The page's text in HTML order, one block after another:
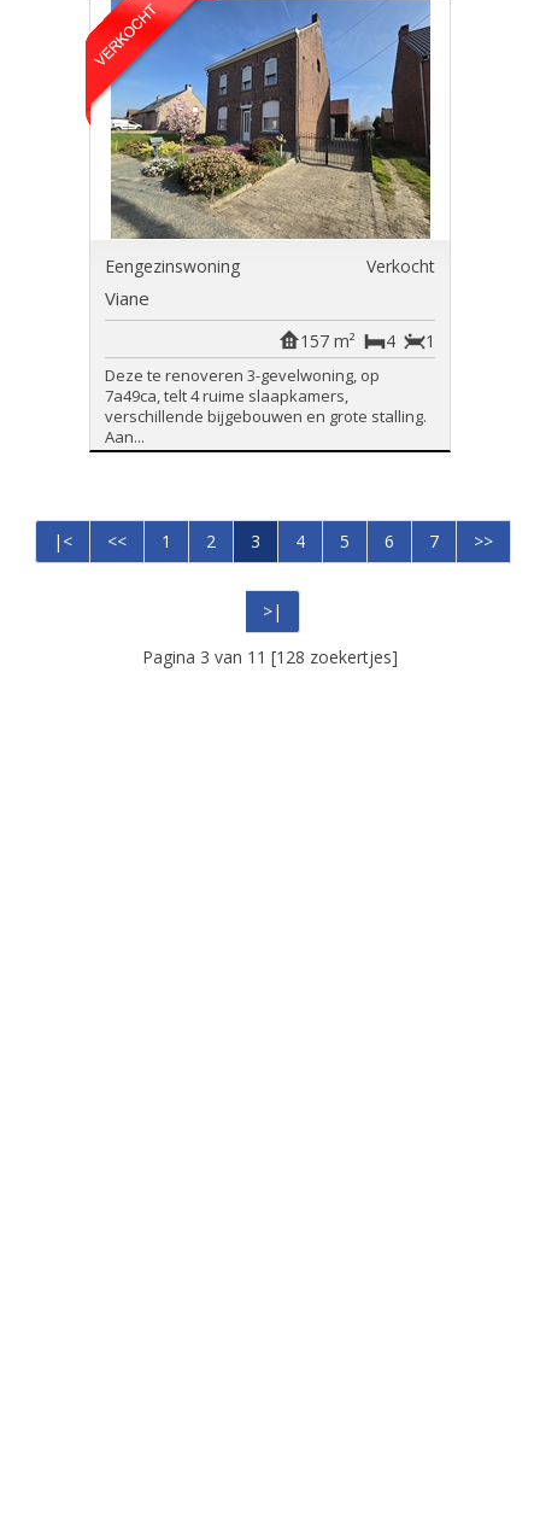
Eengezinswoning Verkocht
Viane
1
4
157 m²
Deze te renoveren 3-gevelwoning, op
7a49ca, telt 4 ruime slaapkamers,
verschillende bijgebouwen en grote stalling.
Aan...
|< << 1 2 3 4 5 6 7 >>
>|
Pagina 3 van 11 [128 zoekertjes]